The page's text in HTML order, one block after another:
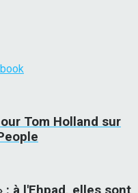
Tom Holland sur